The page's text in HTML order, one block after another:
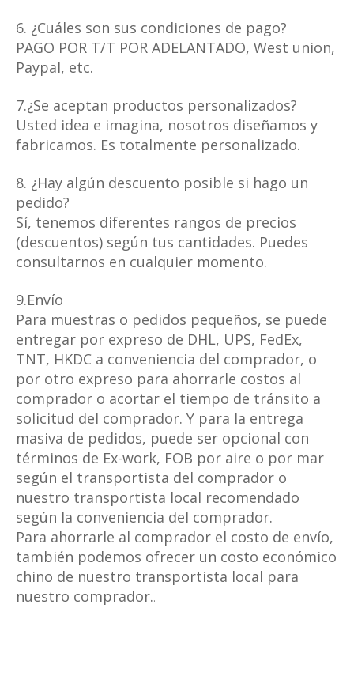
6. ¿Cuáles son sus condiciones de pago?
PAGO POR T/T POR ADELANTADO, West union,
Paypal, etc.
7.¿Se aceptan productos personalizados?
Usted idea e imagina, nosotros diseñamos y
fabricamos. Es totalmente personalizado.
8. ¿Hay algún descuento posible si hago un
pedido?
Sí, tenemos diferentes rangos de precios
(descuentos) según tus cantidades. Puedes
consultarnos en cualquier momento.
9.Envío
Para muestras o pedidos pequeños, se puede
entregar por expreso de DHL, UPS, FedEx,
TNT, HKDC a conveniencia del comprador, o
por otro expreso para ahorrarle costos al
comprador o acortar el tiempo de tránsito a
solicitud del comprador. Y para la entrega
masiva de pedidos, puede ser opcional con
términos de Ex-work, FOB por aire o por mar
según el transportista del comprador o
nuestro transportista local recomendado
según la conveniencia del comprador.
Para ahorrarle al comprador el costo de envío,
también podemos ofrecer un costo económico
chino de nuestro transportista local para
nuestro comprador..